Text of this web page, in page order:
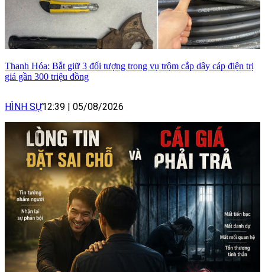
Thanh Hóa: Bắt giữ 3 đối tượng trong vụ trộm cắp dây cáp điện trị
giá gần 300 triệu đồng
HÌNH SỰ12:39 | 05/08/2026